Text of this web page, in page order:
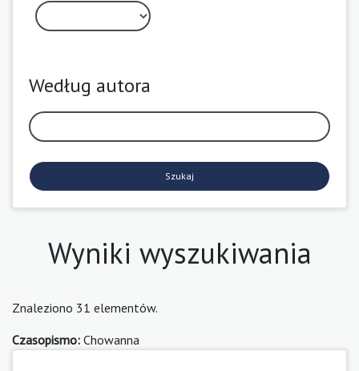
Według autora
Szukaj
Wyniki wyszukiwania
Znaleziono 31 elementów.
Czasopismo: Chowanna